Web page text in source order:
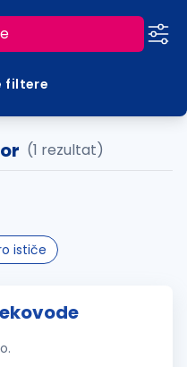
filtere
(1 rezultat)
ističe